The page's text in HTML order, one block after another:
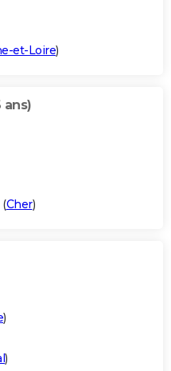
et-Loire)
ans)
(Cher)
)
)